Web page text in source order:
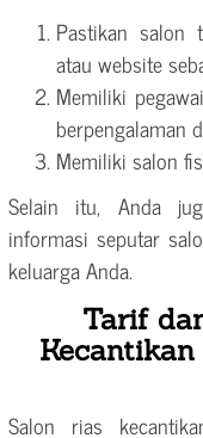
Pastikan salon
atau website
Memiliki
berpengalaman
Memiliki salon
Selain itu, Anda
informasi seputar
keluarga Anda.
Tarif
Salon rias